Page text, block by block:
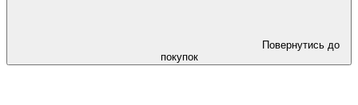
Повернутись до
покупок